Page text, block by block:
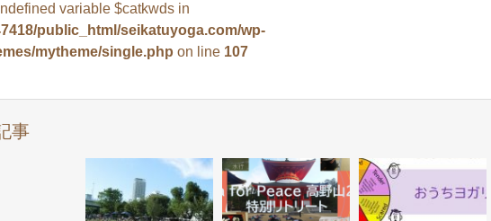
variable $catkwds in
public_html/seikatuyoga.com/wp-
mytheme/single.php on line 107
事